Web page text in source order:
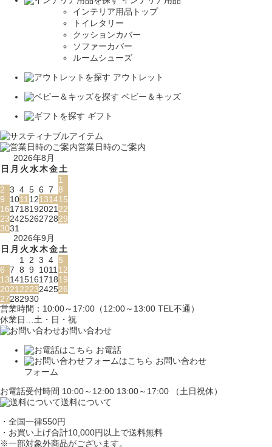
インテリア用品トップ
トイレタリー
クッションカバー
ソファーカバー
ルームシューズ
アウトレット
ベビー＆キッズ
ギフト
営業日時のご案内
2026年8月
日 月 火水木金土
1
2 3 4 5 6 7 8
9
1011 12131415
161718192021 22
23242526272829
3031
2026年9月
日 月 火水木金土
1
2 3 4 5
6 7 8 9 1011 12
13141516171819
2021 2223242526
27282930
営業時間：10:00～17:00（12:00～13:00 TEL不通）
休業日…土・日・祝
お問い合わせ
お電話
お問い合わせ
フォーム
お電話受付時間 10:00～12:00 13:00～17:00 （土日祝休）
送料について
・全国一律550円
・お買い上げ合計10,000円 以上で送料無料
※一部対象外商品がございます。